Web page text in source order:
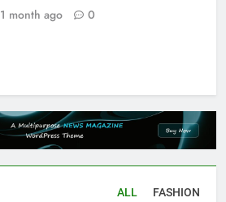
1 month ago
0
ALL
FASHION